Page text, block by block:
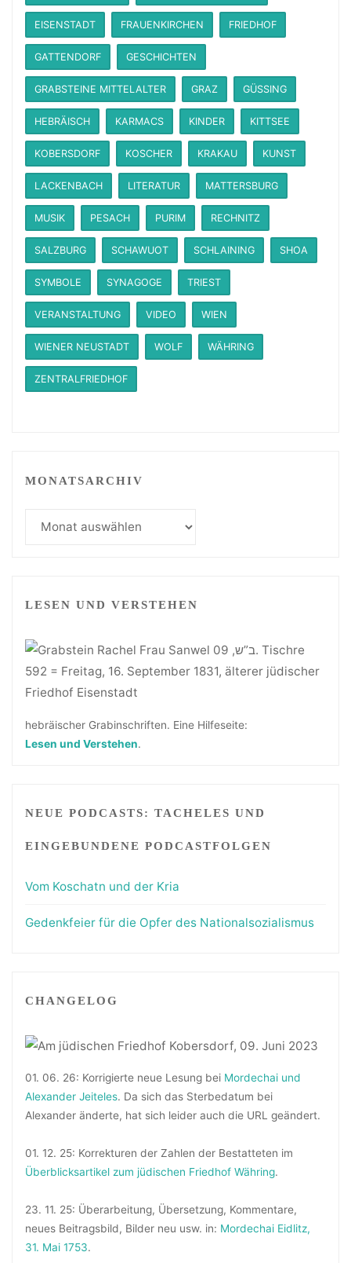
EISENSTADT FRAUENKIRCHEN FRIEDHOF
GATTENDORF GESCHICHTEN
GRABSTEINE MITTELALTER GRAZ GÜSSING
HEBRÄISCH KARMACS KINDER KITTSEE
KOBERSDORF KOSCHER KRAKAU KUNST
LACKENBACH LITERATUR MATTERSBURG
MUSIK PESACH PURIM RECHNITZ
SALZBURG SCHAWUOT SCHLAINING SHOA
SYMBOLE SYNAGOGE TRIEST
VERANSTALTUNG VIDEO WIEN
WIENER NEUSTADT WOLF WÄHRING
ZENTRALFRIEDHOF
MONATSARCHIV
Monatsarchiv
LESEN UND VERSTEHEN
hebräischer Grabinschriften. Eine Hilfeseite:
Lesen und Verstehen.
NEUE PODCASTS: TACHELES UND
EINGEBUNDENE PODCASTFOLGEN
Vom Koschatn und der Kria
Gedenkfeier für die Opfer des Nationalsozialismus
CHANGELOG
01. 06. 26: Korrigierte neue Lesung bei Mordechai und
Alexander Jeiteles. Da sich das Sterbedatum bei
Alexander änderte, hat sich leider auch die URL geändert.
01. 12. 25: Korrekturen der Zahlen der Bestatteten im
Überblicksartikel zum jüdischen Friedhof Währing.
23. 11. 25: Überarbeitung, Übersetzung, Kommentare,
neues Beitragsbild, Bilder neu usw. in: Mordechai Eidlitz,
31. Mai 1753.